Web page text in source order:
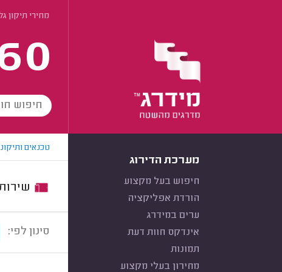
מחירי תיקון
מערכת הדירוג
חיפוש בעל מקצוע
הורדת אפליקציה
ערים במידרג
אינדקס חוות דעת
תמונות
מחירון בעלי מקצוע
טכנאים
סינון לפי: